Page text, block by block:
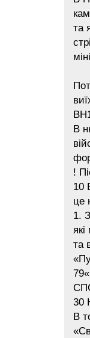
та
В
!
10
це
1.
та
30
В